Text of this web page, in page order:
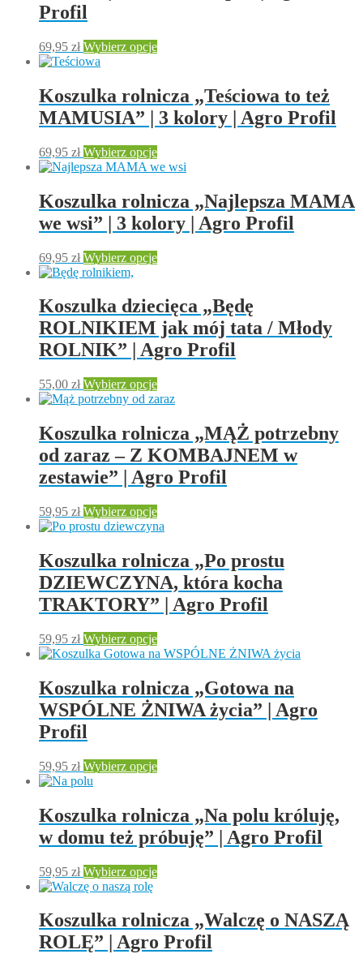
stronie
Profil
69,95 zł Wybierz opcjeTen
wiele
wariantów.
Opcje
wybrać
na
stronie
produktu
Koszulka rolnicza „Teściowa to też
MAMUSIA” | 3 kolory | Agro Profil
69,95 zł Wybierz opcjeTen
produkt
wiele
wariantów.
Opcje
wybrać
na
produktu
Koszulka rolnicza „Najlepsza MAMA
we wsi” | 3 kolory | Agro Profil
69,95 zł Wybierz opcjeTen
wiele
wariantów.
Opcje
można
wybrać
stronie
produktu
Koszulka dziecięca „Będę
ROLNIKIEM jak mój tata / Młody
ROLNIK” | Agro Profil
55,00 zł Wybierz opcjeTen
produkt
wiele
wariantów.
Opcje
można
wybrać
stronie
produktu
Koszulka rolnicza „MĄŻ potrzebny
od zaraz – Z KOMBAJNEM w
zestawie” | Agro Profil
59,95 zł Wybierz opcjeTen
produkt
wiele
wariantów.
Opcje
można
wybrać
stronie
produktu
Koszulka rolnicza „Po prostu
DZIEWCZYNA, która kocha
TRAKTORY” | Agro Profil
59,95 zł Wybierz opcjeTen
produkt
wiele
wariantów.
Opcje
stronie
Koszulka rolnicza „Gotowa na
WSPÓLNE ŻNIWA życia” | Agro
Profil
59,95 zł Wybierz opcjeTen
wiele
wariantów.
Opcje
wybrać
na
produktu
Koszulka rolnicza „Na polu króluję,
w domu też próbuję” | Agro Profil
59,95 zł Wybierz opcjeTen
wiele
wariantów.
Opcje
Koszulka rolnicza „Walczę o NASZĄ
ROLĘ” | Agro Profil